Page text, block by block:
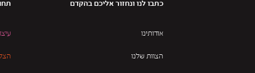
כתבו לנו ונחזור אליכם בהקדם
אודותינו
הצוות שלנו